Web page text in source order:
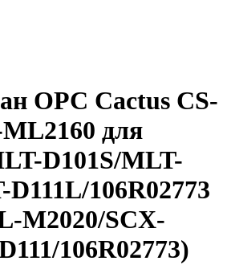
OPC Cactus CS-
для
D101S/MLT-
D111L/106R02773
M2020/SCX-
106R02773)